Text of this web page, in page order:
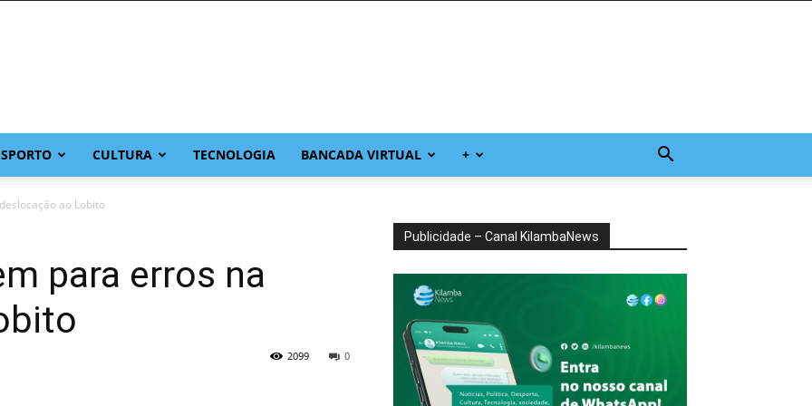
CULTURA TECNOLOGIA BANCADA VIRTUAL +
ao Lobito
para erros na
0
2099
Publicidade – Canal KilambaNews